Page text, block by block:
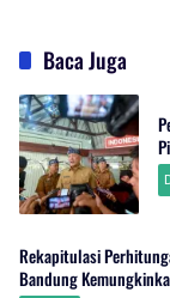
Baca Juga
Rekapitulasi
Bandung